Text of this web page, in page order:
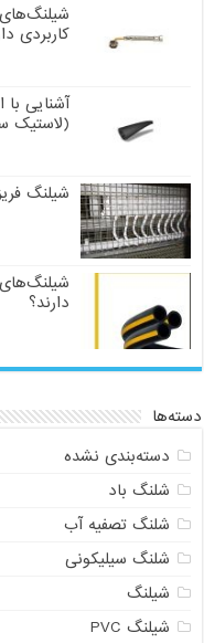
کاربردی
آشنایی
(لاستیک
شیلنگ
دارند؟
دسته‌ها
دسته‌بندی نشده
شلنگ باد
شلنگ تصفیه آب
شلنگ سیلیکونی
شیلنگ
شیلنگ PVC